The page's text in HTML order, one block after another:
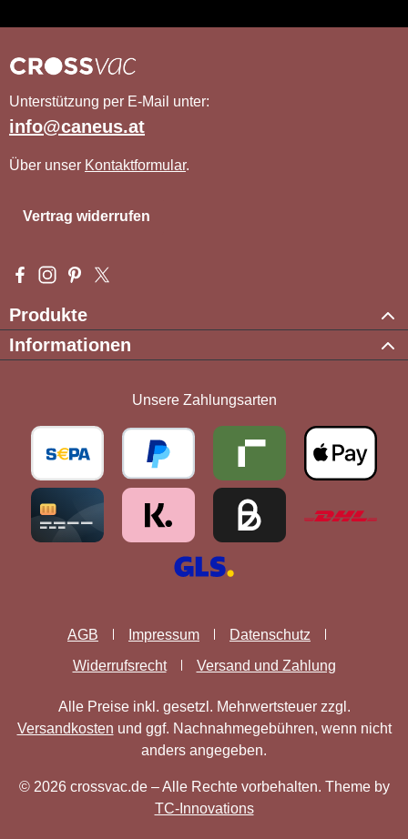
Unterstützung per E-Mail unter:
info@caneus.at
Über unser Kontaktformular.
Vertrag widerrufen
Besuche uns auf Facebook – öffnet in neuem Tab (externer
Schau auf Instagram vorbei – öffnet in neuem Tab
Lass dich auf Pinterest inspirieren – öffnet in neuem
Folge uns auf X – öffnet in neuem Tab (externer
Produkte
Informationen
Unsere Zahlungsarten
AGB Impressum
Datenschutz
Widerrufsrecht
Versand und Zahlung
Alle Preise inkl. gesetzl. Mehrwertsteuer zzgl.
Versandkosten und ggf. Nachnahmegebühren, wenn nicht
anders angegeben.
© 2026 crossvac.de – Alle Rechte vorbehalten. Theme by
TC-Innovations